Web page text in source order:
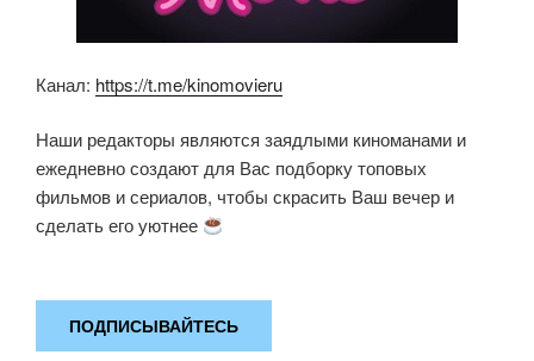
Канал: https://t.me/kinomovieru
Наши редакторы являются заядлыми киноманами и
ежедневно создают для Вас подборку топовых
фильмов и сериалов, чтобы скрасить Ваш вечер и
сделать его уютнее
ПОДПИСЫВАЙТЕСЬ